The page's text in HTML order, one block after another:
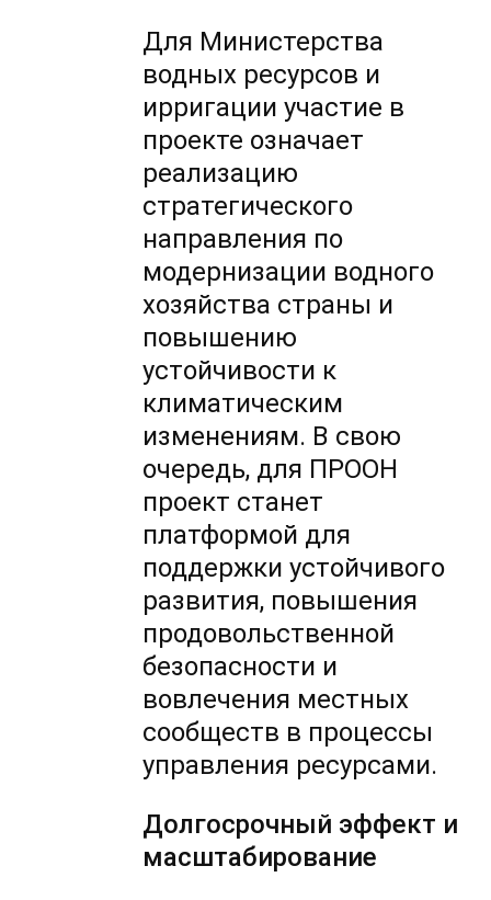
Для Министерства
водных ресурсов и
ирригации участие в
проекте означает
реализацию
стратегического
направления по
модернизации водного
хозяйства страны и
повышению
устойчивости к
климатическим
изменениям. В свою
очередь, для ПРООН
проект станет
платформой для
поддержки устойчивого
развития, повышения
продовольственной
безопасности и
вовлечения местных
сообществ в процессы
управления ресурсами.
Долгосрочный эффект и
масштабирование